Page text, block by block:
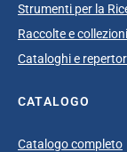
Strumenti per la
Raccolte e
Cataloghi e
CATALOGO
Catalogo completo